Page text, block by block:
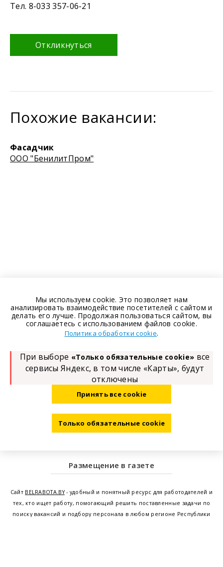
Тел. 8-033 357-06-21
Откликнуться
Похожие вакансии:
Фасадчик
OOO "БенилитПром"
Размещение в газете
Сайт BELRABOTA.BY- удобный и понятный ресурс для работодателей и
тех, кто ищет работу, помогающий решить поставленные задачи по
поиску вакансий и подбору персонала в любом регионе Республики
Мы используем cookie. Это позволяет нам
анализировать взаимодействие посетителей с сайтом и
делать его лучше. Продолжая пользоваться сайтом, вы
соглашаетесь с использованием файлов cookie.
Политика обработки cookie.
При выборе «Только обязательные cookie» все
сервисы Яндекс, в том числе «Карты», будут
отключены
Принять все cookie
Только обязательные cookie